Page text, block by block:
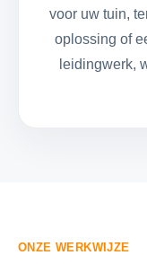
voor uw tuin,
oplossing of
leidingwerk,
ONZE WERKWIJZE